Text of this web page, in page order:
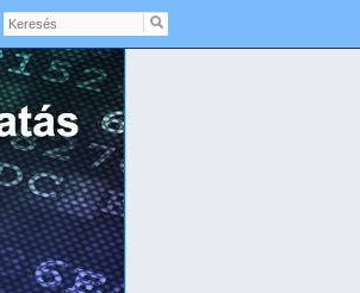
Keresés